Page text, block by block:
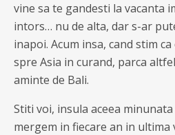
vine sa te gandesti la vacanta
intors… nu de alta, dar s-ar
inapoi. Acum insa, cand stim
spre Asia in curand, parca
aminte de Bali.
Stiti voi, insula aceea
mergem in fiecare an in ultima